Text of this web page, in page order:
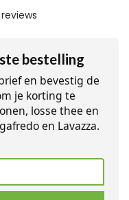
bestelling
en bevestig de
je korting te
losse thee en
en Lavazza.